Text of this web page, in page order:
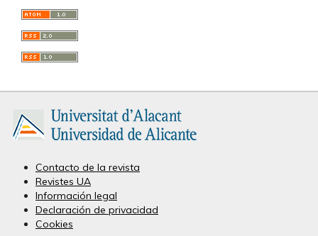
Contacto de la revista
Revistes UA
Información legal
Declaración de privacidad
Cookies